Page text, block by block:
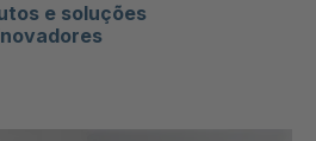
e soluções